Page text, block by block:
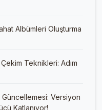
Albümleri Oluşturma
Teknikleri: Adım
Güncellemesi: Versiyon
Katlanıyor!